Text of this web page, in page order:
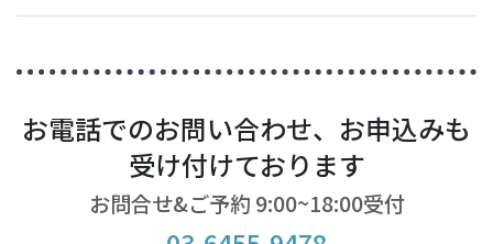
お電話でのお問い合わせ、お申込みも
受け付けております
お問合せ&ご予約 9:00~18:00受付